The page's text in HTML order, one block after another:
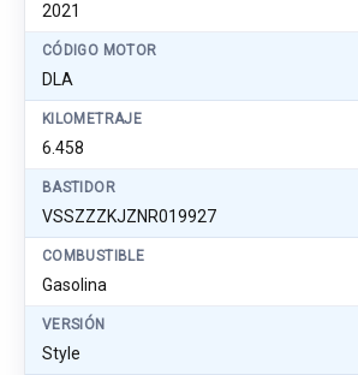
2021
CÓDIGO MOTOR
DLA
KILOMETRAJE
6.458
BASTIDOR
VSSZZZKJZNR019927
COMBUSTIBLE
Gasolina
VERSIÓN
Style